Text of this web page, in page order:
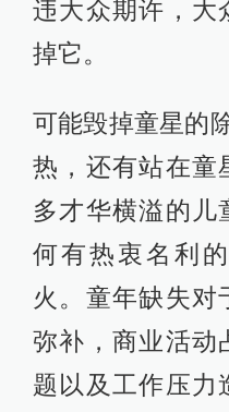
违大众期许，大
掉它。
可能毁掉童星的
热，还有站在童
多才华横溢的儿
何有热衷名利
火。童年缺失对
弥补，商业活动
题以及工作压力